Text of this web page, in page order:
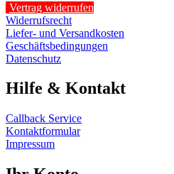
Vertrag widerrufen
Widerrufsrecht
Liefer- und Versandkosten
Geschäftsbedingungen
Datenschutz
Hilfe & Kontakt
Callback Service
Kontaktformular
Impressum